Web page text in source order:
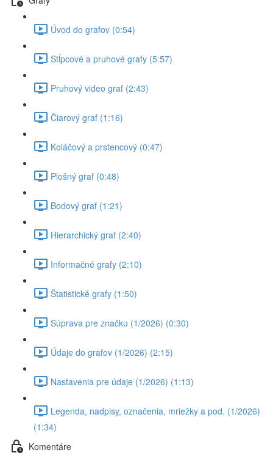
Úvod do grafov (0:54)
Stĺpcové a pruhové grafy (5:57)
Pruhový video graf (2:43)
Čiarový graf (1:16)
Koláčový a prstencový (0:47)
Plošný graf (0:48)
Bodový graf (1:21)
Hierarchický graf (2:40)
Informačné grafy (2:10)
Štatistické grafy (1:50)
Súprava pre značku (1/2026) (0:30)
Údaje do grafov (1/2026) (2:15)
Nastavenia pre údaje (1/2026) (1:13)
Legenda, nadpisy, označenia, mriežky a pod. (1/2026)
(1:34)
Komentáre